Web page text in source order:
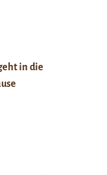
in die